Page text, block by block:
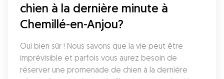
chien à la dernière minute à
Chemillé-en-Anjou?
Oui bien sûr ! Nous savons que la vie peut être
imprévisible et parfois vous aurez besoin de
réserver une promenade de chien à la dernière